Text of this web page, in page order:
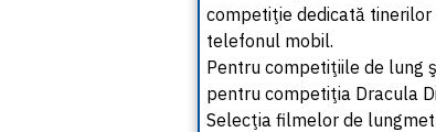
competiţie dedicată
telefonul mobil.
Pentru competiţiile de lung
pentru competiţia Dracula
Selecţia filmelor de